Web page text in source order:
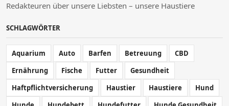
Redakteuren über unsere Liebsten – unsere Haustiere
SCHLAGWÖRTER
Aquarium Auto Barfen Betreuung
CBD
Ernährung
Fische Futter
Gesundheit
Haftpflichtversicherung
Haustier Haustiere
Hund